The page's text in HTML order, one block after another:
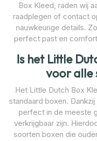
Box Kleed, raden wij
raadplegen of contact
nauwkeurige details.
perfect past en
Is het Little
voor alle
Het Little Dutch Box
standaard boxen.
perfect in de meeste
verkrijgbaar zijn.
soorten boxen die